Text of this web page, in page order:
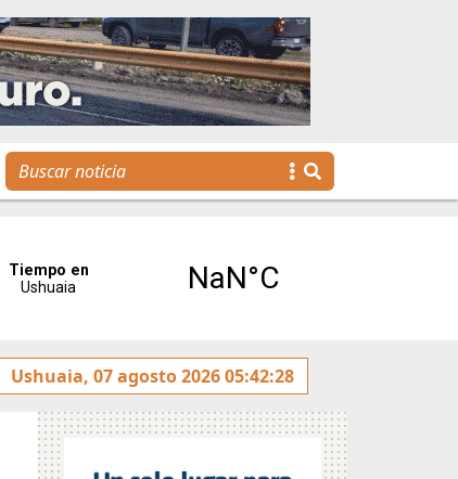
Se realizó la reunión de Labor Parlamentaria previa a la
Ushuaia, 07 agosto 2026 05:42:28